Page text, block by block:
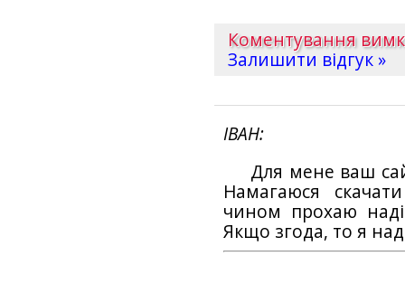
Коментування
Залишити відгук »
ІВАН
Для мене ваш
Намагаюся
чином прохаю
Якщо згода, то я